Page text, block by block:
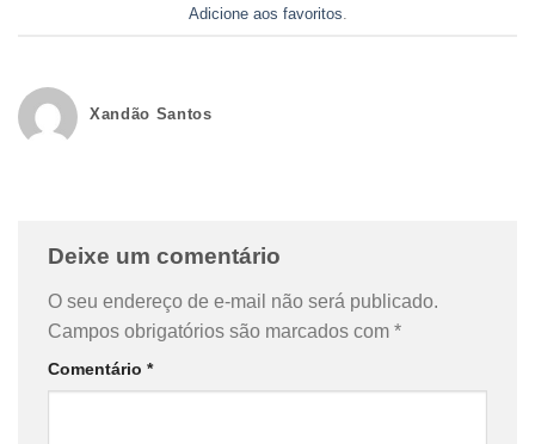
Adicione aos favoritos
Xandão Santos
Deixe um comentário
O seu endereço de e-mail não será publicado.
Campos obrigatórios são marcados com *
Comentário *